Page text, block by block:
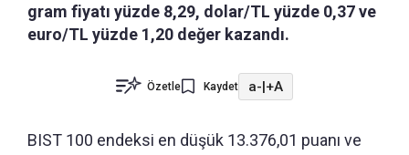
gram fiyatı yüzde 8,29, dolar/TL yüzde 0,37 ve
euro/TL yüzde 1,20 değer kazandı.
Özetle Kaydet a-|+A
BIST 100 endeksi en düşük 13.376,01 puanı ve